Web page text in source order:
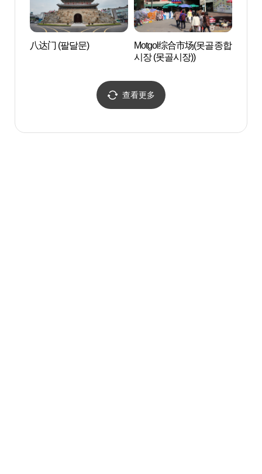
八达门 (팔달문)
Motgol综合市场(못골종합
시장 (못골시장))
查看更多